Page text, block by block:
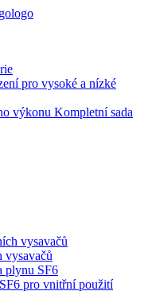
logo
pro vysoké a nízké
výkonu Kompletní sada
vysavačů
vysavačů
plynu SF6
pro vnitřní použití